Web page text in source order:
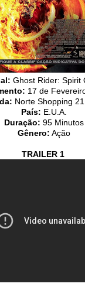
Ghost Rider: Spirit
17 de
Norte Shopping
País: E.U.A.
Duração: 95 Minutos
Gênero: Ação
TRAILER 1